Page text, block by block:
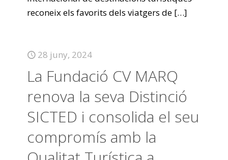
reconeix els favorits dels viatgers de […]
28 juny, 2024
La Fundació CV MARQ
renova la seva Distinció
SICTED i consolida el seu
compromís amb la